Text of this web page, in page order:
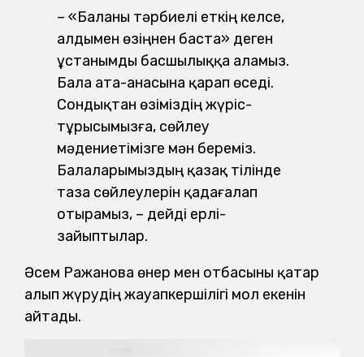
– «Баланы тәрбиелі еткің келсе,
алдымен өзіңнен баста» деген
ұстанымды басшылыққа аламыз.
Бала ата-анасына қарап өседі.
Сондықтан өзіміздің жүріс-
тұрысымызға, сөйлеу
мәдениетімізге мән береміз.
Балаларымыздың қазақ тілінде
таза сөйлеулерін қадағалап
отырамыз, – дейді ерлі-
зайыптылар.
Әсем Ражанова өнер мен отбасыны қатар
алып жүрудің жауапкершілігі мол екенін
айтады.